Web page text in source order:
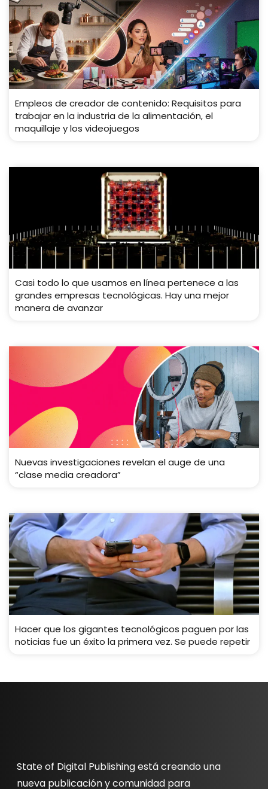
Empleos de creador de contenido: Requisitos para
trabajar en la industria de la alimentación, el
maquillaje y los videojuegos
Casi todo lo que usamos en línea pertenece a las
grandes empresas tecnológicas. Hay una mejor
manera de avanzar
Nuevas investigaciones revelan el auge de una
“clase media creadora”
Hacer que los gigantes tecnológicos paguen por las
noticias fue un éxito la primera vez. Se puede repetir
State of Digital Publishing está creando una
nueva publicación y comunidad para